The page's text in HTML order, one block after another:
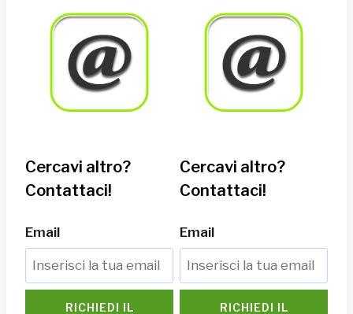
Cercavi altro?
Contattaci!
Email
RICHIEDI IL
Cercavi altro?
Contattaci!
Email
RICHIEDI IL